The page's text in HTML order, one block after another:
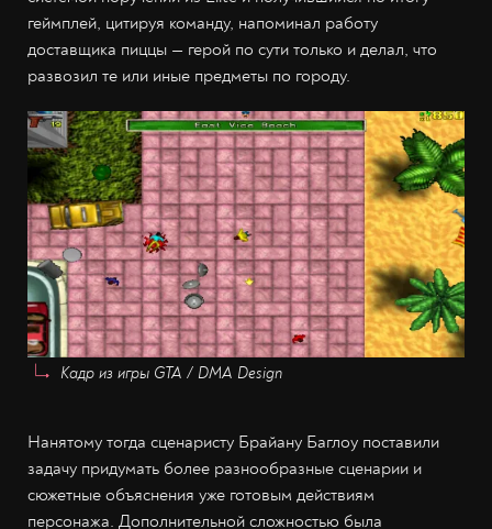
геймплей, цитируя команду, напоминал работу
доставщика пиццы — герой по сути только и делал, что
развозил те или иные предметы по городу.
Кадр из игры GTA / DMA Design
Нанятому тогда сценаристу Брайану Баглоу поставили
задачу придумать более разнообразные сценарии и
сюжетные объяснения уже готовым действиям
персонажа. Дополнительной сложностью была